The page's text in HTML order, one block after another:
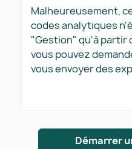
Malheureusement,
codes analytiques
"Gestion" qu'à partir
vous pouvez
vous envoyer des
Démarrer